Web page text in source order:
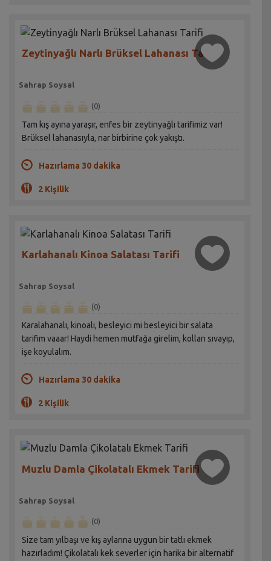
Zeytinyağlı Narlı Brüksel Lahanası Tarifi
Sahrap Soysal
(0)
Tam kış ayına yaraşır, enfes bir zeytinyağlı tarifimiz var!
Brüksel lahanasıyla, nar birbirine çok yakıştı.
Hazırlama 30 dakika
2 Kişilik
Karlahanalı Kinoa Salatası Tarifi
Sahrap Soysal
(0)
Karalahanalı, kinoalı, besleyici mi besleyici bir salata
tarifim vaaar! Haydi hemen mutfağa girelim, kolları sıvayıp,
işe koyulalım.
Hazırlama 30 dakika
2 Kişilik
Muzlu Damla Çikolatalı Ekmek Tarifi
Sahrap Soysal
(0)
Size tam yılbaşı ve kış aylarına uygun bir tatlı ekmek
hazırladım! Çikolatalı kek severler için harika bir alternatif